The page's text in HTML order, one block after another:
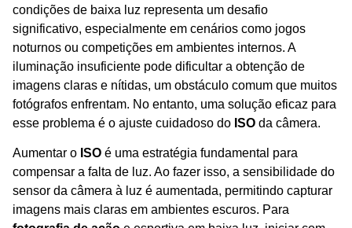
condições de baixa luz representa um desafio
significativo, especialmente em cenários como jogos
noturnos ou competições em ambientes internos. A
iluminação insuficiente pode dificultar a obtenção de
imagens claras e nítidas, um obstáculo comum que muitos
fotógrafos enfrentam. No entanto, uma solução eficaz para
esse problema é o ajuste cuidadoso do ISO da câmera.
Aumentar o ISO é uma estratégia fundamental para
compensar a falta de luz. Ao fazer isso, a sensibilidade do
sensor da câmera à luz é aumentada, permitindo capturar
imagens mais claras em ambientes escuros. Para